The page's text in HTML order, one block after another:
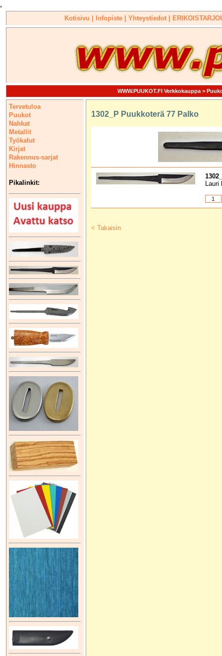
,
Kotisivu | Infopiste | Yhteystiedot |
WWW.PUUKOT.FI Verkkokauppa>
Tervetuloa
Puukot
Nahkat
Metallit
Työkalut
Kirjat
Rakennus-sarjat
Hinnasto
Pikalinkit:
1302_P Puukkoterä 77 Palko
Lauri
< Takaisin